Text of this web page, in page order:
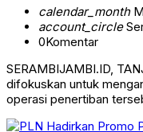
calendar_month
account_circle
0Komentar
SERAMBIJAMBI.ID,
difokuskan untuk
operasi penertiban